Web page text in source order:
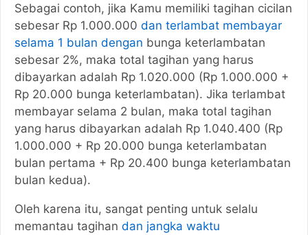
Sebagai contoh, jika Kamu memiliki tagihan cicilan
sebesar Rp 1.000.000 dan terlambat membayar
selama 1 bulan dengan bunga keterlambatan
sebesar 2%, maka total tagihan yang harus
dibayarkan adalah Rp 1.020.000 (Rp 1.000.000 +
Rp 20.000 bunga keterlambatan). Jika terlambat
membayar selama 2 bulan, maka total tagihan
yang harus dibayarkan adalah Rp 1.040.400 (Rp
1.000.000 + Rp 20.000 bunga keterlambatan
bulan pertama + Rp 20.400 bunga keterlambatan
bulan kedua).
Oleh karena itu, sangat penting untuk selalu
memantau tagihan dan jangka waktu